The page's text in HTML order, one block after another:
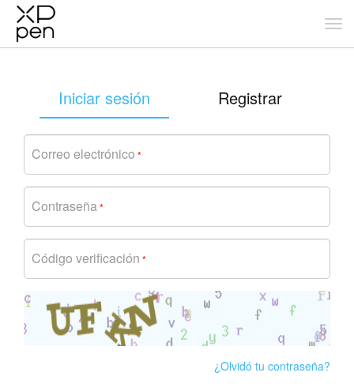
Iniciar sesión Registrar
Correo electrónico *
Contraseña*
Código verificación *
¿Olvidó tu contraseña?